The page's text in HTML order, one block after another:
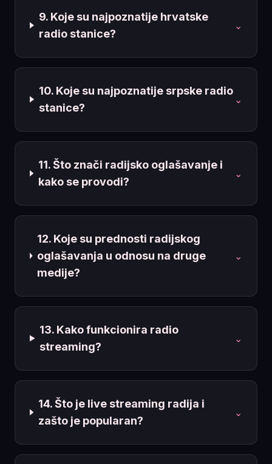
9. Koje su najpoznatije hrvatske
radio stanice?
⌄
10. Koje su najpoznatije srpske radio
stanice?
⌄
11. Što znači radijsko oglašavanje i
kako se provodi?
⌄
12. Koje su prednosti radijskog
oglašavanja u odnosu na druge
medije?
⌄
13. Kako funkcionira radio
streaming?
⌄
14. Što je live streaming radija i
zašto je popularan?
⌄